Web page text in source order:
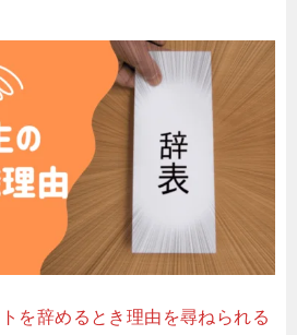
を辞めるとき理由を尋ねられる